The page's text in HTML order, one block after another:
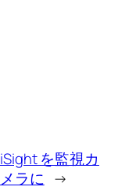
iSight を監視カ
メラに →